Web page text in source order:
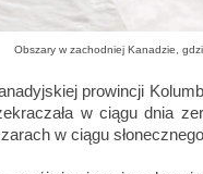
Obszary w zachodniej Kanadzie,
prowincji
w ciągu dnia
w ciągu